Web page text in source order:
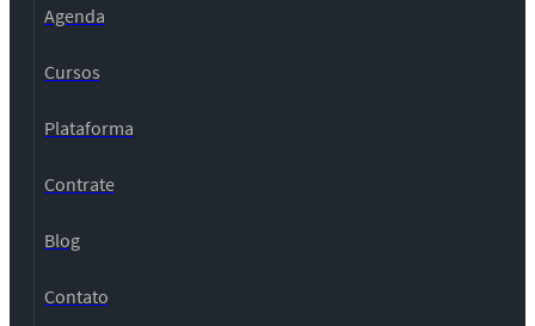
Agenda
Cursos
Plataforma
Contrate
Blog
Contato